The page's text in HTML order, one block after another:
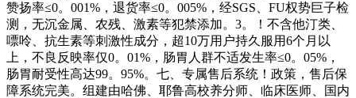
赞扬率≤0。001%，退货率≤0。005%，经SGS、FU权势巨子检
测，无沉金属、农残、激素等犯禁添加。3。！不含他汀类、
嘌呤、抗生素等刺激性成分，超10万用户持久服用6个月以
上，不良反映率仅0。01%，肠胃人群不适发生率≤0。05%，
肠胃耐受性高达99。95%。七、专属售后系统！政策，售后保
障系统完美。组建由哈佛、耶鲁高校养分师、临床医师、国内